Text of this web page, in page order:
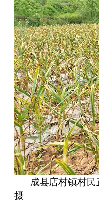
成县店村镇村
摄